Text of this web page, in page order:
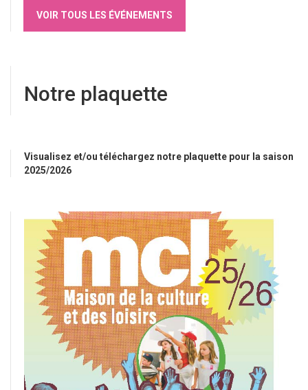
VOIR TOUS LES ÉVÉNEMENTS
Notre plaquette
Visualisez et/ou téléchargez notre plaquette pour la saison
2025/2026